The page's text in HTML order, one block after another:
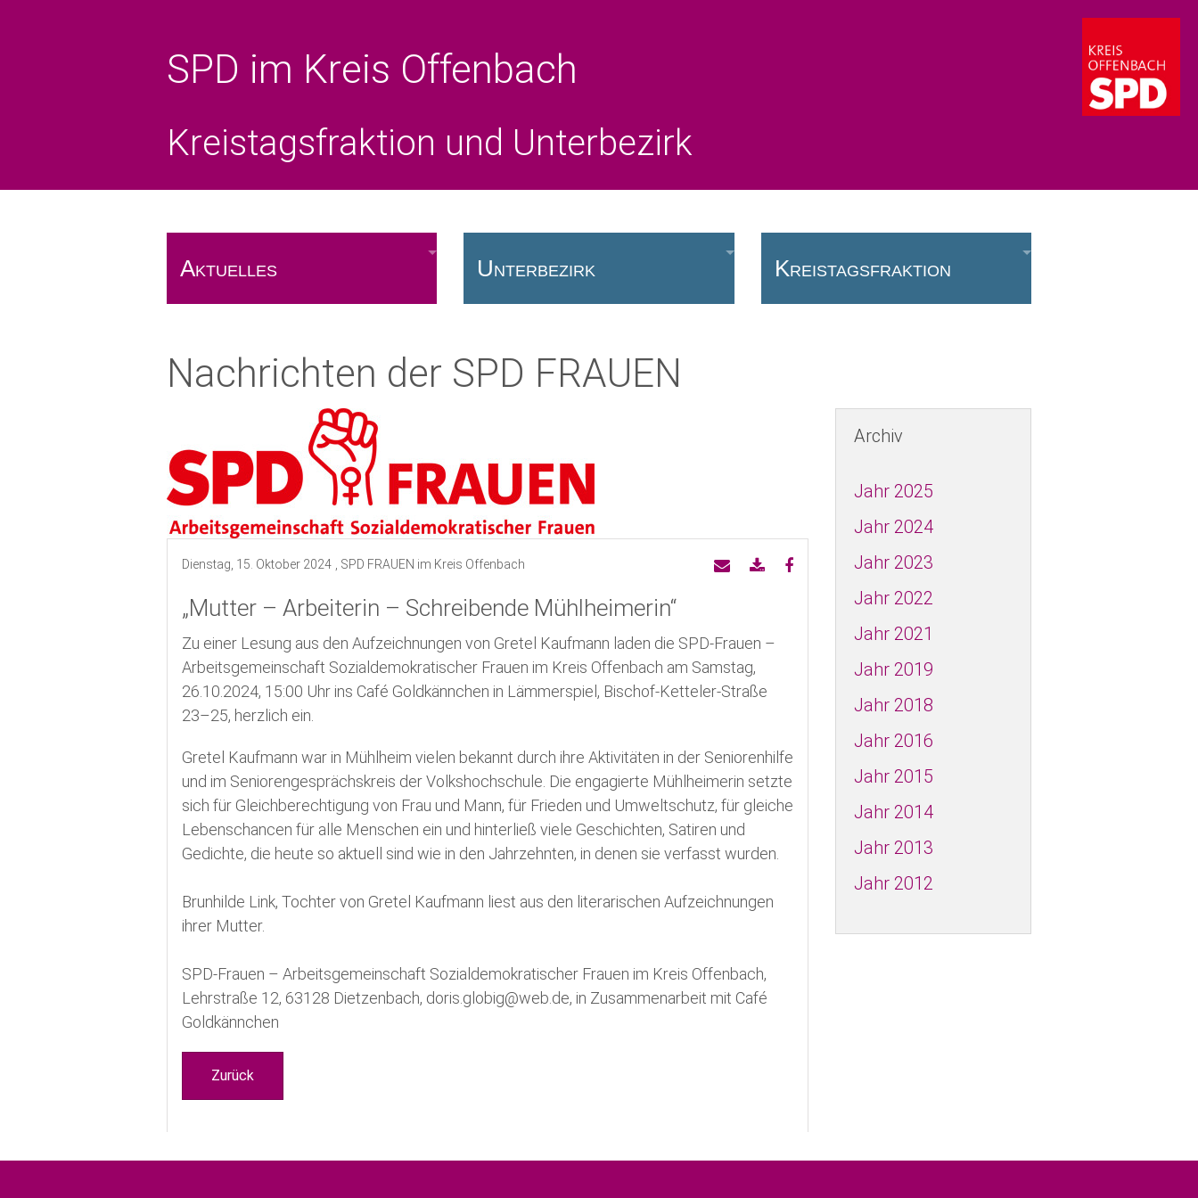
SPD im Kreis Offenbach
Kreistagsfraktion und Unterbezirk
Aktuelles
Pressemeldungen
Kreistagswahl 2026
Kreistagswahlprogramm
Kurzprogramm zur Kreistagswahl
Kandidierende zur Kreistagswahl
Transparenzhinweis
Unterbezirk
SPD vor Ort
Jusos in der SPD
SPD FRAUEN
AG 60plus
Grundwerte
Pressemeldungen UB
Anträge zum Parteitag
Satzung
Bürgermeister im Kreis Offenbach
Landtag
Bundestag
Europaparlament
Kreistagsfraktion
News - Kreistagsfraktion
Nachrichten der SPD FRAUEN
Dienstag, 15. Oktober 2024 , SPD FRAUEN im Kreis Offenbach
„Mutter – Arbeiterin – Schreibende Mühlheimerin“
Zu einer Lesung aus den Aufzeichnungen von Gretel Kaufmann laden die SPD-Frauen –
Arbeitsgemeinschaft Sozialdemokratischer Frauen im Kreis Offenbach am Samstag,
26.10.2024, 15:00 Uhr ins Café Goldkännchen in Lämmerspiel, Bischof-Ketteler-Straße
23–25, herzlich ein.
Gretel Kaufmann war in Mühlheim vielen bekannt durch ihre Aktivitäten in der Seniorenhilfe
und im Seniorengesprächskreis der Volkshochschule. Die engagierte Mühlheimerin setzte
sich für Gleichberechtigung von Frau und Mann, für Frieden und Umweltschutz, für gleiche
Lebenschancen für alle Menschen ein und hinterließ viele Geschichten, Satiren und
Gedichte, die heute so aktuell sind wie in den Jahrzehnten, in denen sie verfasst wurden.
Brunhilde Link, Tochter von Gretel Kaufmann liest aus den literarischen Aufzeichnungen
ihrer Mutter.
SPD-Frauen – Arbeitsgemeinschaft Sozialdemokratischer Frauen im Kreis Offenbach,
Lehrstraße 12, 63128 Dietzenbach, doris.globig@web.de, in Zusammenarbeit mit Café
Goldkännchen
Zurück
Archiv
Jahr 2025
Jahr 2024
Jahr 2023
Jahr 2022
Jahr 2021
Jahr 2019
Jahr 2018
Jahr 2016
Jahr 2015
Jahr 2014
Jahr 2013
Jahr 2012